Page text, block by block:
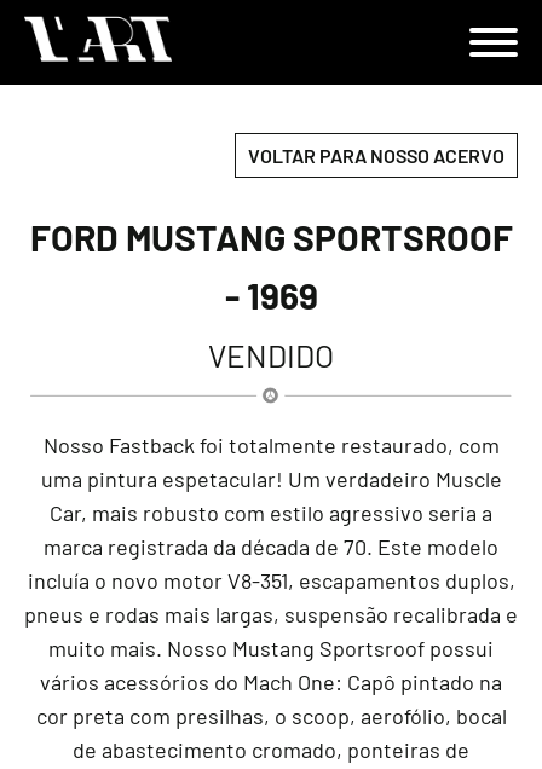
VOLTAR PARA NOSSO ACERVO
FORD MUSTANG SPORTSROOF
- 1969
VENDIDO
Nosso Fastback foi totalmente restaurado, com
uma pintura espetacular! Um verdadeiro Muscle
Car, mais robusto com estilo agressivo seria a
marca registrada da década de 70. Este modelo
incluía o novo motor V8-351, escapamentos duplos,
pneus e rodas mais largas, suspensão recalibrada e
muito mais. Nosso Mustang Sportsroof possui
vários acessórios do Mach One: Capô pintado na
cor preta com presilhas, o scoop, aerofólio, bocal
de abastecimento cromado, ponteiras de